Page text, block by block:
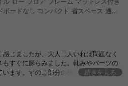
なるというレビュー見ましたが、わたし
屋にぴったりです
ボードなし コンパクト 省スペース 通気
じましたが、大人二人いれば問題なく
すぐに膨らみました。軋みやパーツの
ます。すのこ部分の板が思っていたよ
続きを見る